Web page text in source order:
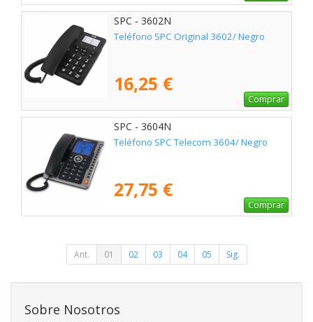
SPC - 3602N
Teléfono SPC Original 3602/ Negro
16,25 €
Comprar
SPC - 3604N
Teléfono SPC Telecom 3604/ Negro
27,75 €
Comprar
Ant. 01 02 03 04 05 Sig.
Sobre Nosotros